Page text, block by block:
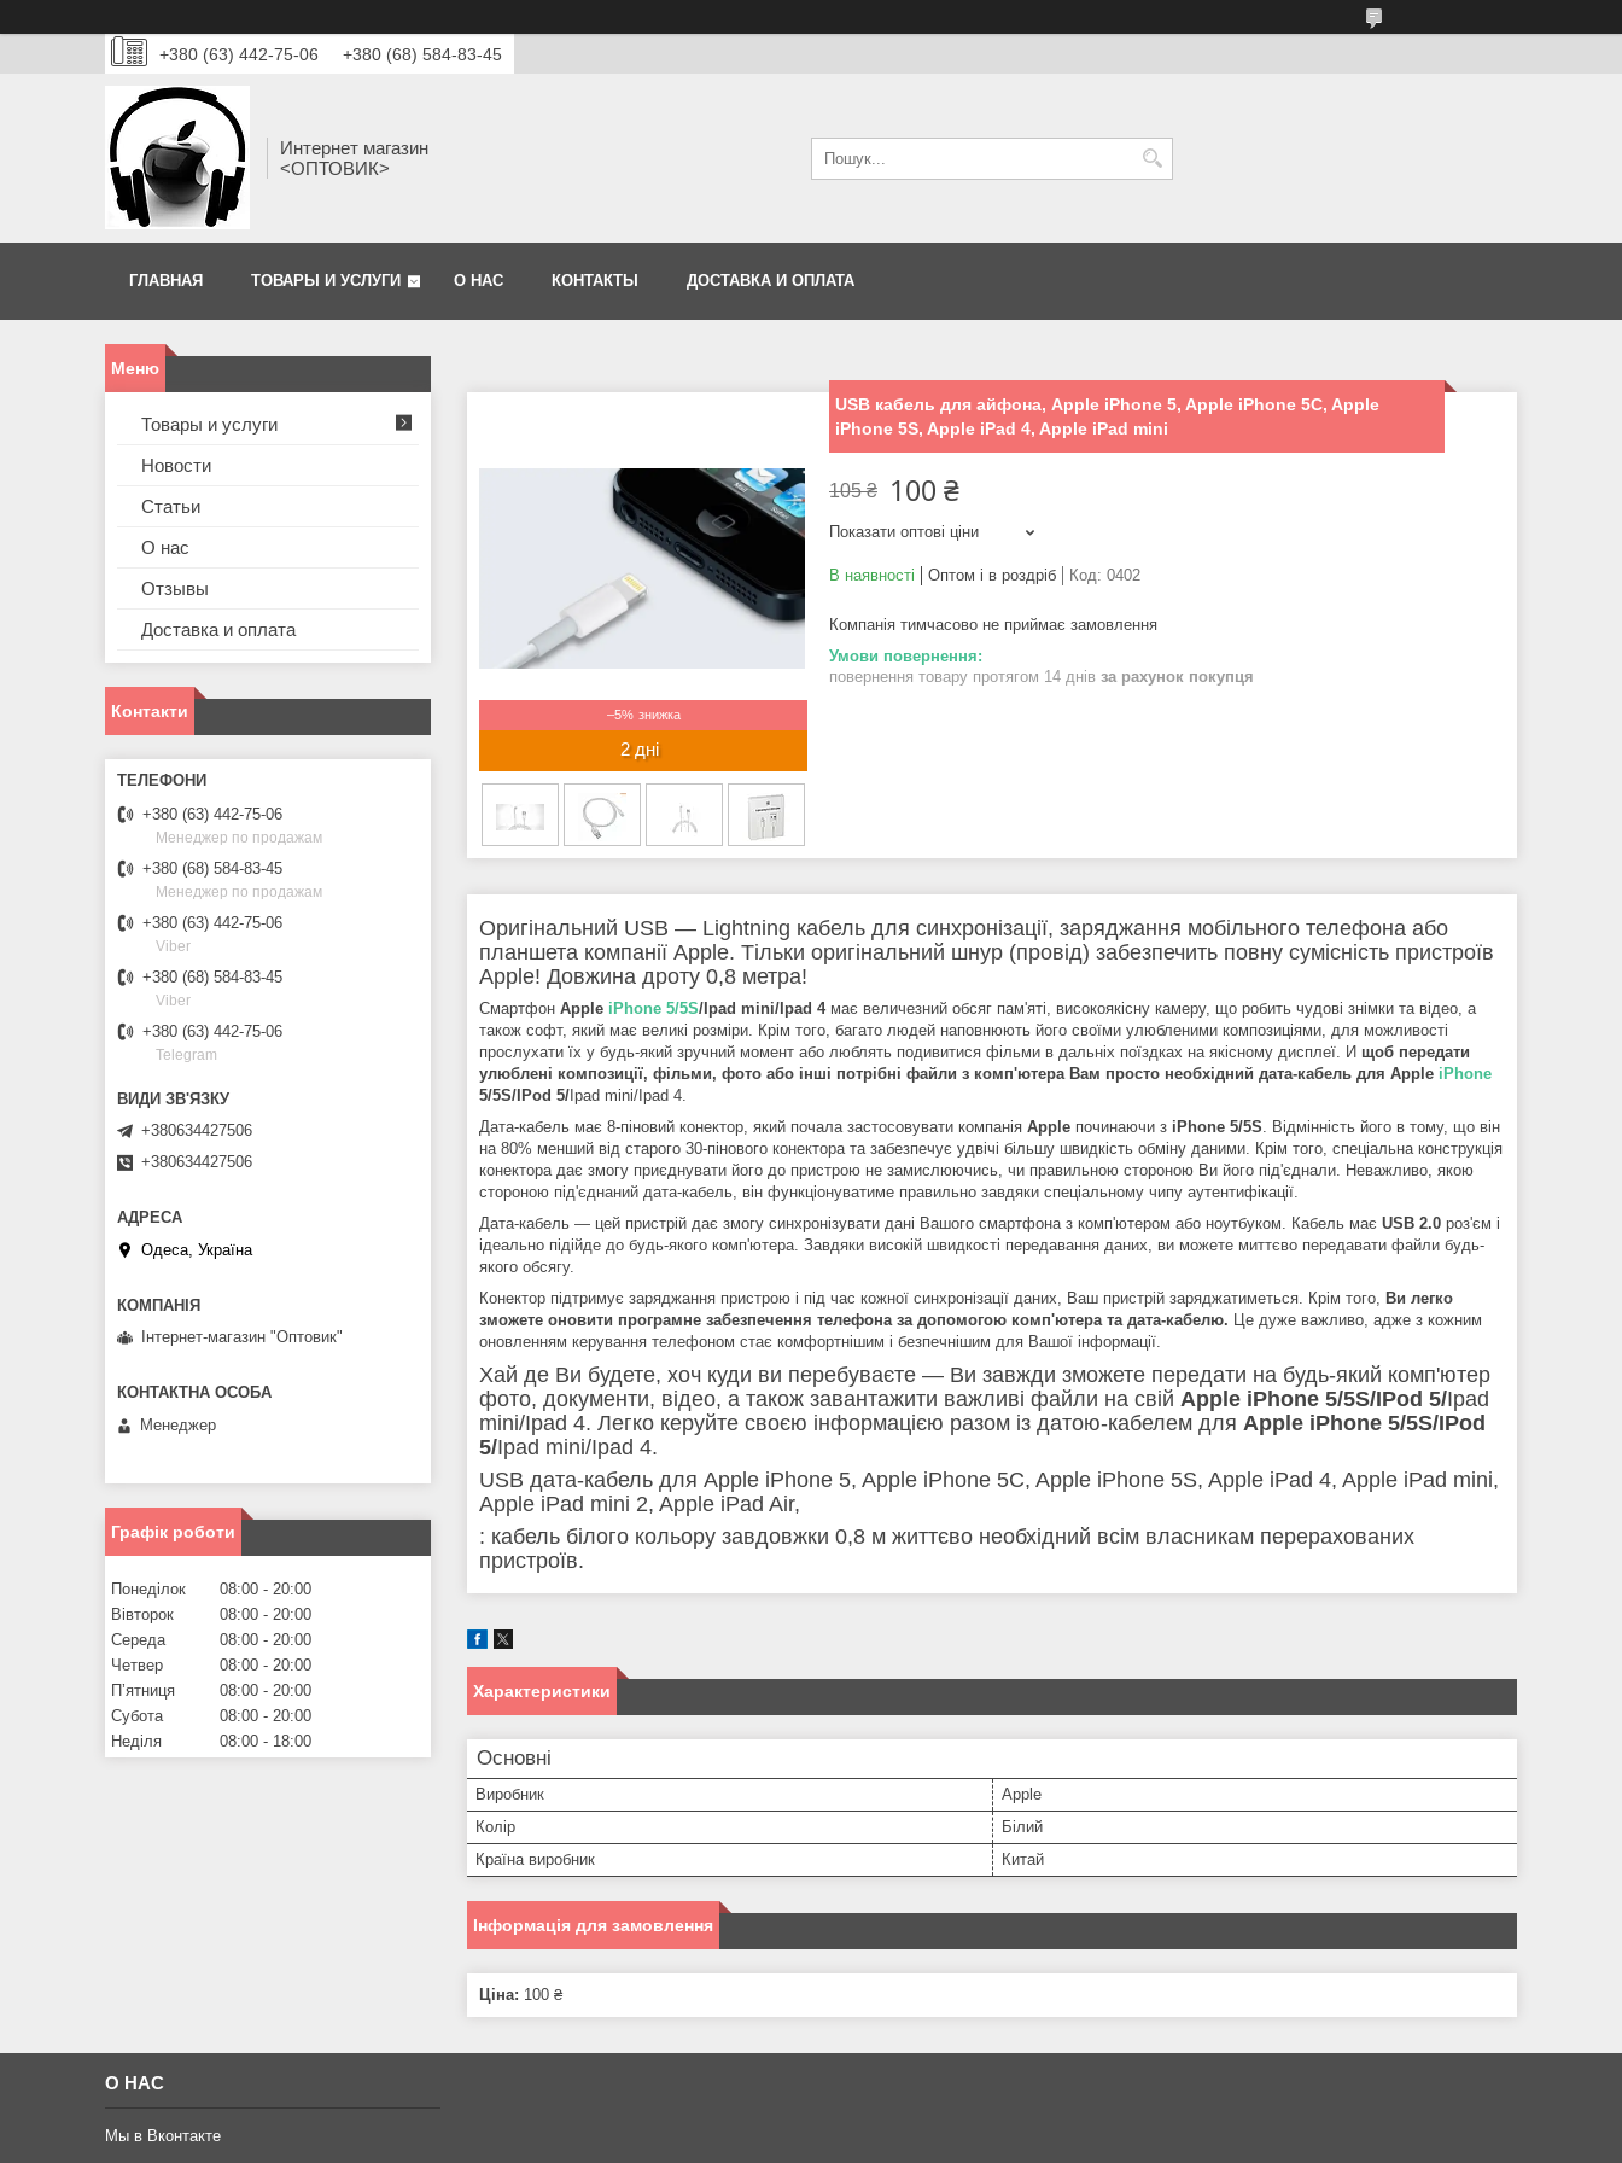
+380 (63) 442-75-06 +380 (68) 584-83-45
Интернет магазин
<ОПТОВИК>
ГЛАВНАЯ ТОВАРЫ И УСЛУГИ О НАС КОНТАКТЫ ДОСТАВКА И ОПЛАТА
–5%
2 дні
USB кабель для айфона, Apple iPhone 5, Apple iPhone 5C, Apple
iPhone 5S, Apple iPad 4, Apple iPad mini
105 ₴ 100 ₴
Показати оптові ціни
В наявності Оптом і в роздріб Код: 0402
Компанія тимчасово не приймає замовлення
повернення товару протягом 14 днів за рахунок покупця
Оригінальний USB — Lightning кабель для синхронізації, заряджання мобільного телефона або
планшета компанії Apple. Тільки оригінальний шнур (провід) забезпечить повну сумісність пристроїв
Apple! Довжина дроту 0,8 метра!
Смартфон Apple iPhone 5/5S/Ipad mini/Ipad 4 має величезний обсяг пам'яті, високоякісну камеру, що робить чудові знімки та відео, а
також софт, який має великі розміри. Крім того, багато людей наповнюють його своїми улюбленими композиціями, для можливості
прослухати їх у будь-який зручний момент або люблять подивитися фільми в дальніх поїздках на якісному дисплеї. И щоб передати
улюблені композиції, фільми, фото або інші потрібні файли з комп'ютера Вам просто необхідний дата-кабель для Apple iPhone
5/5S/IPod 5/Ipad mini/Ipad 4.
Дата-кабель має 8-піновий конектор, який почала застосовувати компанія Apple починаючи з iPhone 5/5S . Відмінність його в тому, що він
на 80% менший від старого 30-пінового конектора та забезпечує удвічі більшу швидкість обміну даними. Крім того, спеціальна конструкція
конектора дає змогу приєднувати його до пристрою не замислюючись, чи правильною стороною Ви його під'єднали. Неважливо, якою
стороною під'єднаний дата-кабель, він функціонуватиме правильно завдяки спеціальному чипу аутентифікації.
Дата-кабель — цей пристрій дає змогу синхронізувати дані Вашого смартфона з комп'ютером або ноутбуком. Кабель має USB 2.0 роз'єм і
ідеально підійде до будь-якого комп'ютера. Завдяки високій швидкості передавання даних, ви можете миттєво передавати файли будь-
якого обсягу.
Конектор підтримує заряджання пристрою і під час кожної синхронізації даних, Ваш пристрій заряджатиметься. Крім того, Ви легко
зможете оновити програмне забезпечення телефона за допомогою комп'ютера та дата-кабелю. Це дуже важливо, адже з кожним
оновленням керування телефоном стає комфортнішим і безпечнішим для Вашої інформації.
Хай де Ви будете, хоч куди ви перебуваєте — Ви завжди зможете передати на будь-який комп'ютер
фото, документи, відео, а також завантажити важливі файли на свій Apple iPhone 5/5S/IPod 5/Ipad
mini/Ipad 4. Легко керуйте своєю інформацією разом із датою-кабелем для Apple iPhone 5/5S/IPod
5/Ipad mini/Ipad 4.
USB дата-кабель для Apple iPhone 5, Apple iPhone 5C, Apple iPhone 5S, Apple iPad 4, Apple iPad mini,
Apple iPad mini 2, Apple iPad Air,
: кабель білого кольору завдовжки 0,8 м життєво необхідний всім власникам перерахованих
пристроїв.
Характеристики
Основні
Виробник
Apple
Колір
Білий
Країна виробник
Китай
Інформація для замовлення
Ціна: 100 ₴
Товары и услуги
Новости
Статьи
О нас
Отзывы
Доставка и оплата
Контакти
+380 (63) 442-75-06
Менеджер по продажам
+380 (68) 584-83-45
Менеджер по продажам
+380 (63) 442-75-06
Viber
+380 (68) 584-83-45
Viber
+380 (63) 442-75-06
Telegram
+380634427506
+380634427506
Одеса, Україна
Інтернет-магазин "Оптовик"
Менеджер
Графік роботи
Понеділок 08:00
20:00
Вівторок
08:00
20:00
Середа
08:00
20:00
Четвер
08:00
20:00
Пʼятниця
08:00
20:00
Субота
08:00
20:00
Неділя
08:00 18:00
О НАС
Мы в Вконтакте